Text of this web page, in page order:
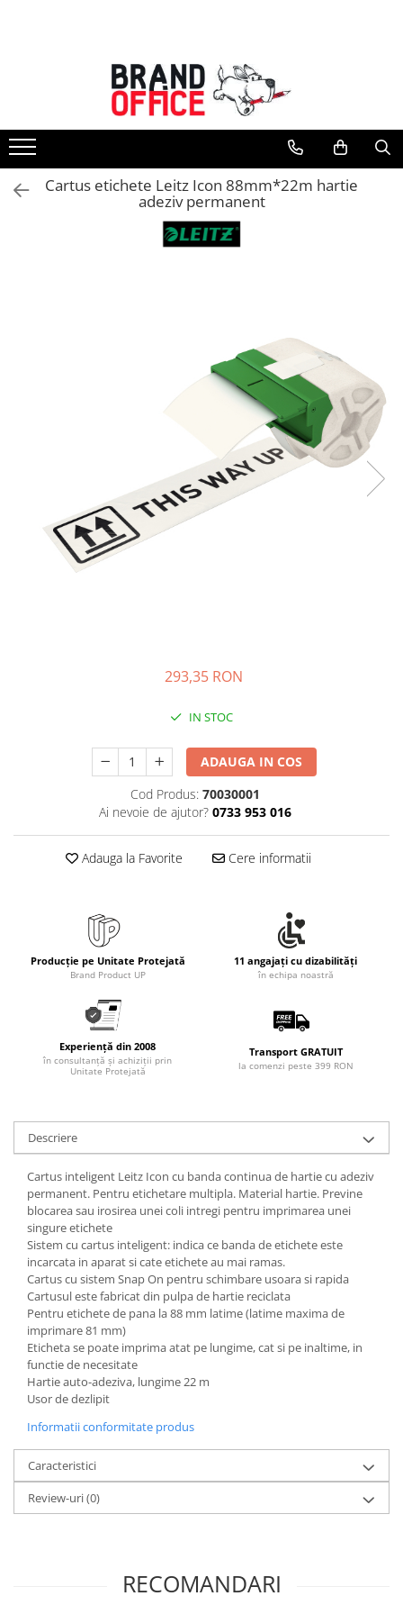
Unitate Protejata - PRODUCTIE
Hartie copiator si produse
tipografice
Produse consumabile din hartie
Detergenti si dezinfectanti
Saci menajeri (Unitate Protejata)
Capsatoare, capse si perforatoare
Caiete si blocnotesuri
Dosare, folii protectie si mape
Accesorii diverse pentru birou
Etichetare si ambalare
Seturi de scris Premium
Instrumente de scris eco
Creioane mecanice si grafit
Finelinere
Textmarkere
Rezerve instrumente scris
Tavite documente si suporturi
Ascutitori, radiere, agrafe
Foarfece pentru birou
Curatenie si igiena
Produse Antibacteriene
Articole pentru bucatarie
Maturi, mopuri si galeti
Hartie igienica, prosoape hartie si
dispensere
Articole pentru rufe, casa,
geamuri, mobila
Articole pentru birou, suprafete,
pardoseli
Intretinere si odorizante masina
Saci de gunoi
Accesorii pentru curatenie
Tipografie si stampile
Formulare tipizate
Caiete si blocnotesuri
personalizate
Stampile, tusiere si tus
Protectia muncii si Imbracaminte
Cartus etichete Leitz Icon 88mm*22m hartie
adeziv permanent
293,35 RON
IN STOC
ADAUGA IN COS
Cod Produs: 70030001
Ai nevoie de ajutor? 0733 953 016
Adauga la Favorite Cere informatii
Producție pe Unitate Protejată
Brand Product UP
11 angajați cu dizabilități
în echipa noastră
Experiență din 2008
în consultanță și achiziții prin
Unitate Protejată
Transport GRATUIT
la comenzi peste 399 RON
Descriere
Cartus inteligent Leitz Icon cu banda continua de hartie cu adeziv
permanent. Pentru etichetare multipla. Material hartie. Previne
blocarea sau irosirea unei coli intregi pentru imprimarea unei
singure etichete
Sistem cu cartus inteligent: indica ce banda de etichete este
incarcata in aparat si cate etichete au mai ramas.
Cartus cu sistem Snap On pentru schimbare usoara si rapida
Cartusul este fabricat din pulpa de hartie reciclata
Pentru etichete de pana la 88 mm latime (latime maxima de
imprimare 81 mm)
Eticheta se poate imprima atat pe lungime, cat si pe inaltime, in
functie de necesitate
Hartie auto-adeziva, lungime 22 m
Usor de dezlipit
Informatii conformitate produs
Caracteristici
Review-uri(0)
RECOMANDARI